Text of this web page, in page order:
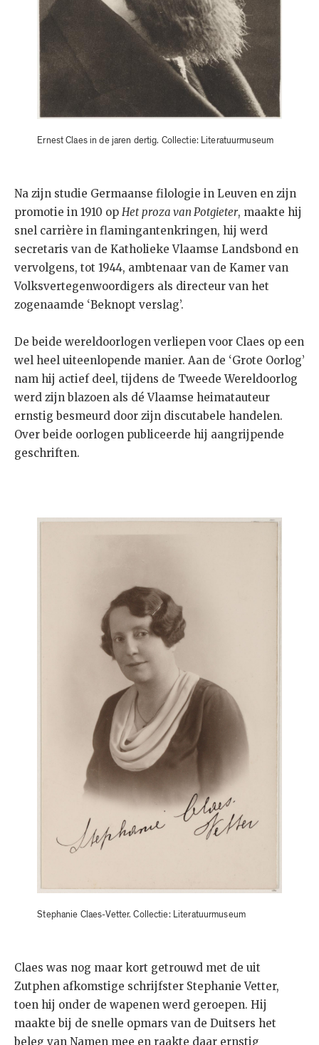
Ernest Claes in de jaren dertig. Collectie: Literatuurmuseum
Na zijn studie Germaanse filologie in Leuven en zijn
promotie in 1910 op Het proza van Potgieter, maakte hij
snel carrière in flamingantenkringen, hij werd
secretaris van de Katholieke Vlaamse Landsbond en
vervolgens, tot 1944, ambtenaar van de Kamer van
Volksvertegenwoordigers als directeur van het
zogenaamde ‘Beknopt verslag’.
De beide wereldoorlogen verliepen voor Claes op een
wel heel uiteenlopende manier. Aan de ‘Grote Oorlog’
nam hij actief deel, tijdens de Tweede Wereldoorlog
werd zijn blazoen als dé Vlaamse heimatauteur
ernstig besmeurd door zijn discutabele handelen.
Over beide oorlogen publiceerde hij aangrijpende
geschriften.
Stephanie Claes-Vetter. Collectie: Literatuurmuseum
Claes was nog maar kort getrouwd met de uit
Zutphen afkomstige schrijfster Stephanie Vetter,
toen hij onder de wapenen werd geroepen. Hij
maakte bij de snelle opmars van de Duitsers het
beleg van Namen mee en raakte daar ernstig